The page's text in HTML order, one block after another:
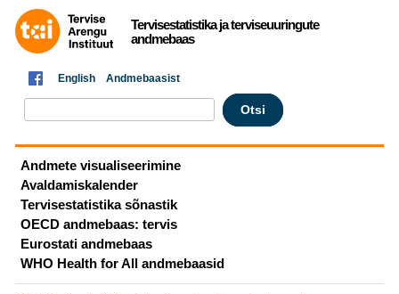
Tervisestatistika ja terviseuuringute
andmebaas
English Andmebaasist
Andmete visualiseerimine
Avaldamiskalender
Tervisestatistika sõnastik
OECD andmebaas: tervis
Eurostati andmebaas
WHO Health for All andmebaasid